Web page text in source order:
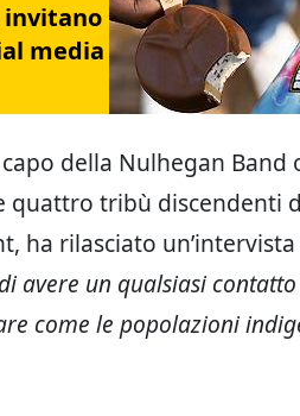
invitano
media
della Nulhegan Band
quattro tribù discendenti
ha rilasciato
di avere un qualsiasi
come le popolazioni